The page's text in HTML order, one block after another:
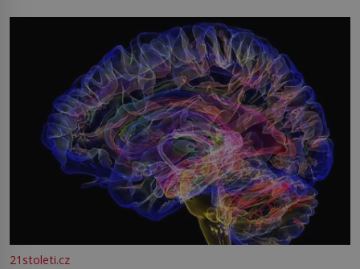
přízračná scéna znamená? Je jaro roku 1945, druhá
světová válka se chýlí ke konci. Jezero Stolpsee
21stoleti.cz